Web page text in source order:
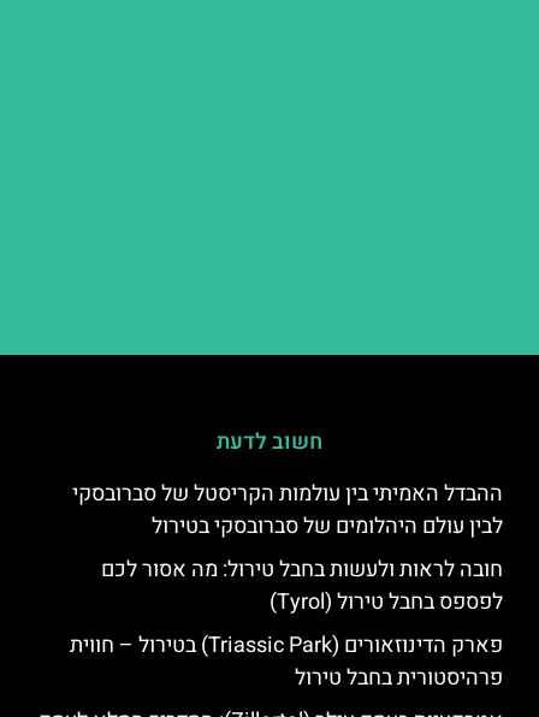
חשוב לדעת
ההבדל האמיתי בין עולמות הקריסטל של סברובסקי
לבין עולם היהלומים של סברובסקי בטירול
חובה לראות ולעשות בחבל טירול: מה אסור לכם
לפספס בחבל טירול (Tyrol)
פארק הדינוזאורים (Triassic Park) בטירול – חווית
פרהיסטורית בחבל טירול